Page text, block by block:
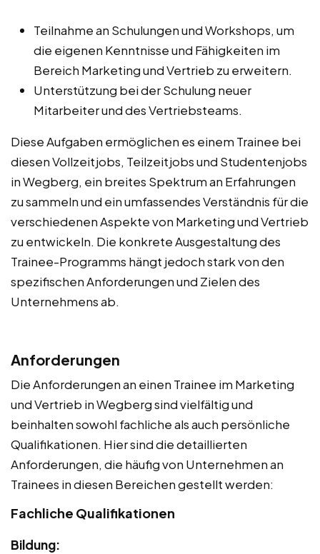
Teilnahme an Schulungen und Workshops, um
die eigenen Kenntnisse und Fähigkeiten im
Bereich Marketing und Vertrieb zu erweitern.
Unterstützung bei der Schulung neuer
Mitarbeiter und des Vertriebsteams.
Diese Aufgaben ermöglichen es einem Trainee bei
diesen Vollzeitjobs, Teilzeitjobs und Studentenjobs
in Wegberg, ein breites Spektrum an Erfahrungen
zu sammeln und ein umfassendes Verständnis für die
verschiedenen Aspekte von Marketing und Vertrieb
zu entwickeln. Die konkrete Ausgestaltung des
Trainee-Programms hängt jedoch stark von den
spezifischen Anforderungen und Zielen des
Unternehmens ab.
Anforderungen
Die Anforderungen an einen Trainee im Marketing
und Vertrieb in Wegberg sind vielfältig und
beinhalten sowohl fachliche als auch persönliche
Qualifikationen. Hier sind die detaillierten
Anforderungen, die häufig von Unternehmen an
Trainees in diesen Bereichen gestellt werden:
Fachliche Qualifikationen
Bildung: